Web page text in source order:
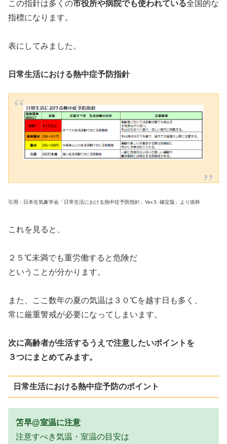
この指針は多くの市役所や病院でも使われている全国的な
指標になります。
表にしてみました。
日常生活における熱中症予防指針
引用：日本生気象学会「日常生活における熱中症予防指針」Ver.3. 確定版」より抜粋
これを見ると、
２５℃未満でも重労働すると危険だ
ということが分かります。
また、ここ数年の夏の気温は３０℃を越す日も多く、
常に厳重警戒が必要になってしまいます。
次に高齢者が生活するうえで注意したいポイントを
３つにまとめてみます。
日常生活における熱中症予防のポイント
笘早@室温に注意
注意すべき気温・室温の目安は